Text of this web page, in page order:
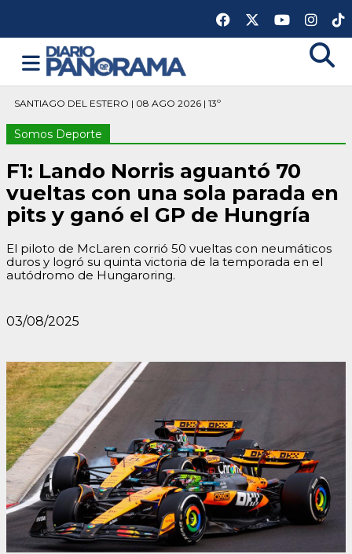
SANTIAGO DEL ESTERO | 08 AGO 2026 | 13º
Somos Deporte
F1: Lando Norris aguantó 70
vueltas con una sola parada en
pits y ganó el GP de Hungría
El piloto de McLaren corrió 50 vueltas con neumáticos
duros y logró su quinta victoria de la temporada en el
autódromo de Hungaroring.
03/08/2025